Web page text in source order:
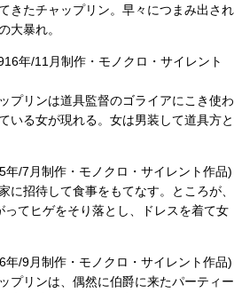
きたチャップリン。早々につまみ出され
大暴れ。
年/11月制作・モノクロ・サイレント
プリンは道具監督のゴライアにこき使わ
いる女が現れる。女は男装して道具方と
年/7月制作・モノクロ・サイレント作品)
に招待して食事をもてなす。ところが、
てヒゲをそり落とし、ドレスを着て女
年/9月制作・モノクロ・サイレント作品)
プリンは、偶然に伯爵に来たパーティー